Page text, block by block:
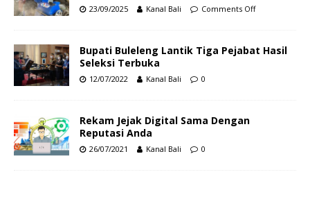
23/09/2025 Kanal Bali Comments Off
Bupati Buleleng Lantik Tiga Pejabat Hasil
Seleksi Terbuka
12/07/2022 Kanal Bali 0
Rekam Jejak Digital Sama Dengan
Reputasi Anda
26/07/2021 Kanal Bali 0